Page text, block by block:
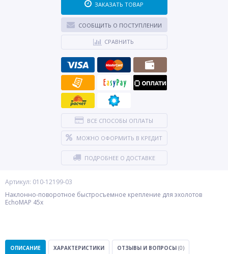
Артикул: 010-12199-03
Наклонно-поворотное быстросъемное крепление для эхолотов
EchoMAP 45x
ЗАКАЗАТЬ ТОВАР
СООБЩИТЬ О ПОСТУПЛЕНИИ
СРАВНИТЬ
ВСЕ СПОСОБЫ ОПЛАТЫ
МОЖНО ОФОРМИТЬ В КРЕДИТ
ПОДРОБНЕЕ О ДОСТАВКЕ
ОПИСАНИЕ ХАРАКТЕРИСТИКИ ОТЗЫВЫ И ВОПРОСЫ (0)